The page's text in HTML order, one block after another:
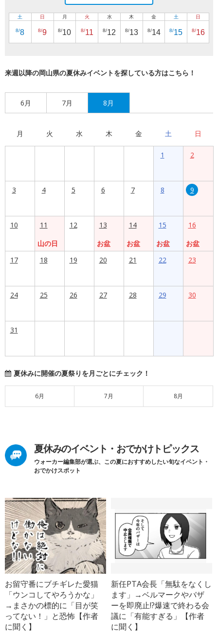
土
8/8
日
8/9
月
8/10
火
8/11
水
8/12
木
8/13
金
8/14
土
8/15
日
8/16
来週以降の岡山県の夏休みイベントを探している方はこちら！
6月 7月 8月
月 火 水 木 金 土 日
1 2
3 4 5 6 7 8 9
10
11
山の日
12
13
お盆
14
お盆
15
お盆
16
お盆
17
18 19 20 21 22 23
24 25 26 27 28 29 30
31
夏休みに開催の夏祭りを月ごとにチェック！
6月 7月 8月
夏休みのイベント・おでかけトピックス
ウォーカー編集部が選ぶ、この夏におすすめしたい旬なイベント・
おでかけスポット
お留守番にブチギレた愛猫
「ウンコしてやろうかな」
→まさかの標的に「目が笑
ってない！」と恐怖【作者
に聞く】
新任PTA会長「無駄をなくし
ます」→ベルマークやバザ
ーを即廃止!?爆速で終わる会
議に「有能すぎる」【作者
に聞く】